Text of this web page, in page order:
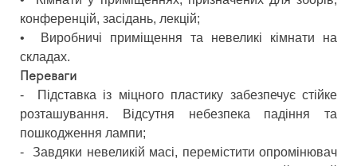
конференцій, засідань, лекцій;
•
Виробничі приміщення та невеликі кімнати на
складах.
Переваги
-
Підставка із міцного пластику забезпечує стійке
розташування. Відсутня небезпека падіння та
пошкодження лампи;
-
Завдяки невеликій масі, перемістити опромінювач